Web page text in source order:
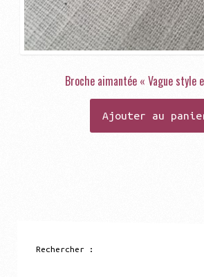
Broche aimantée « Vague style
Ajouter au
Rechercher :